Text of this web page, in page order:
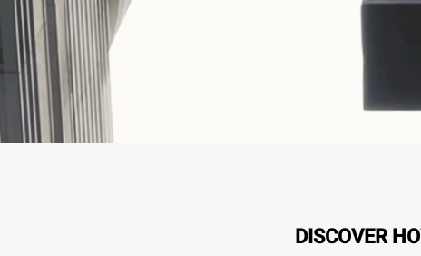
DISCOVER